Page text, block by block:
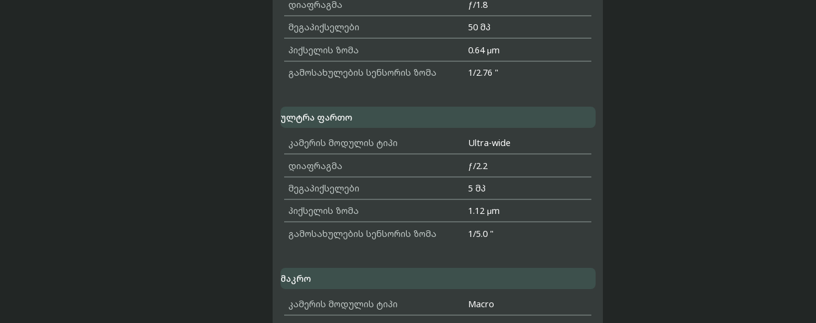
დიაფრაგმა
ƒ/1.8
მეგაპიქსელები
50 მპ
პიქსელის ზომა
0.64 μm
გამოსახულების სენსორის ზომა
1/2.76 "
ულტრა ფართო
კამერის მოდულის ტიპი
Ultra-wide
დიაფრაგმა
ƒ/2.2
მეგაპიქსელები
5 მპ
პიქსელის ზომა
1.12 μm
გამოსახულების სენსორის ზომა
1/5.0 "
მაკრო
კამერის მოდულის ტიპი
Macro